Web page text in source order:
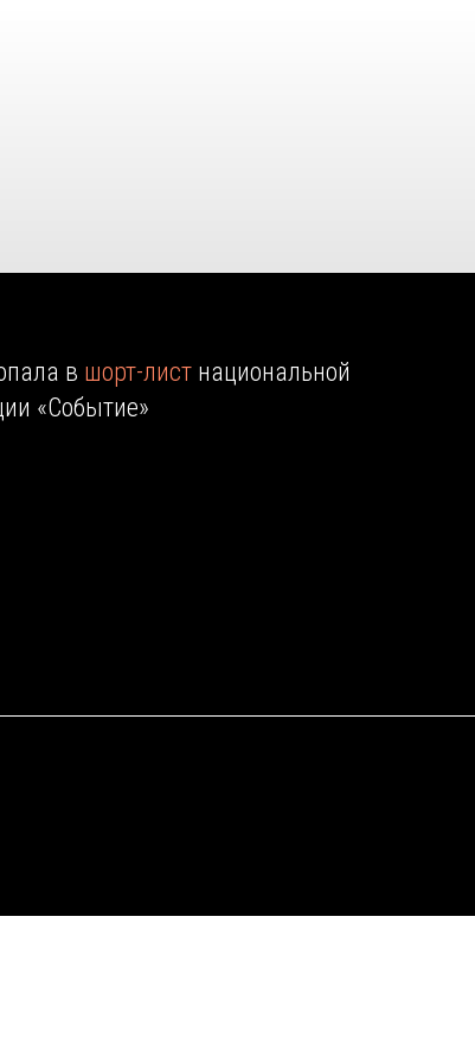
в шорт-лист национальной
«Событие»